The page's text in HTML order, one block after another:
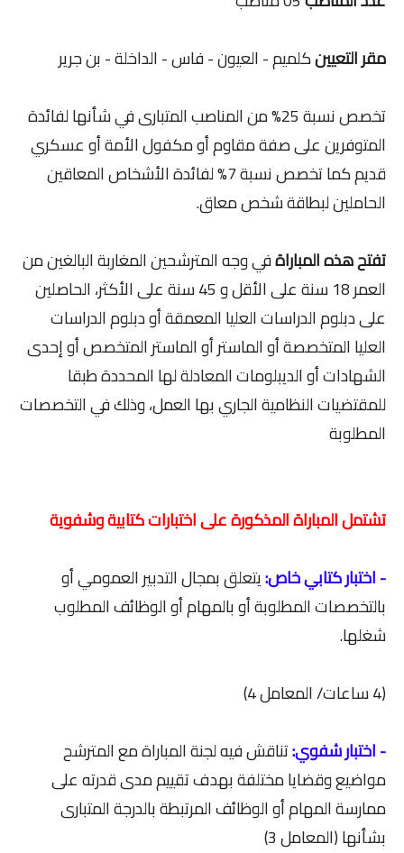
مقر التعيينكلميم - العيون - فاس - الداخلة - بن جرير
تخصص نسبة 25% من المناصب المتبارى في شأنها لفائدة
المتوفرين على صفة مقاوم أو مكفول الأمة أو عسكري
قديم كما تخصص نسبة 7% لفائدة الأشخاص المعاقين
الحاملين لبطاقة شخص معاق.
تفتح هذه المباراةفي وجه المترشحين المغاربة البالغين من
العمر 18 سنة على الأقل و 45 سنة على الأكثر، الحاصلين
على دبلوم الدراسات العليا المعمقة أو دبلوم الدراسات
العليا المتخصصة أو الماستر أو الماستر المتخصص أو إحدى
الشهادات أو الديبلومات المعادلة لها المحددة طبقا
للمقتضيات النظامية الجاري بها العمل، وذلك في التخصصات
المطلوبة
تشتمل المباراة المذكورة على اختبارات كتابية وشفوية
- اختبار كتابي خاص:يتعلق بمجال التدبير العمومي أو
بالتخصصات المطلوبة أو بالمهام أو الوظائف المطلوب
شغلها.
(4 ساعات/ المعامل 4)
- اختبار شفوي:تناقش فيه لجنة المباراة مع المترشح
مواضيع وقضايا مختلفة بهدف تقييم مدى قدرته على
ممارسة المهام أو الوظائف المرتبطة بالدرجة المتبارى
بشأنها (المعامل 3)